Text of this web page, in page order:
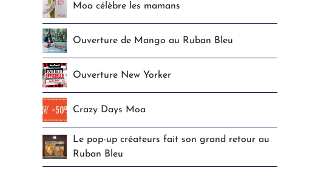
Moa célèbre les mamans
Ouverture de Mango au Ruban Bleu
Ouverture New Yorker
Crazy Days Moa
Le pop-up créateurs fait son grand retour au
Ruban Bleu